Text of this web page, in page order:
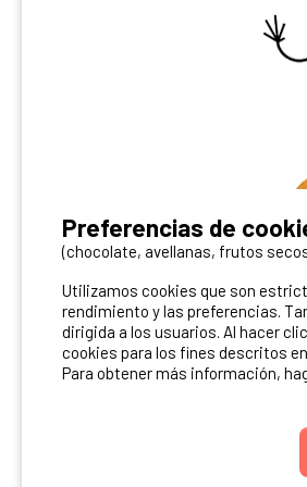
Puedes difundirlo en
Contacto
Preferencias de
(chocolate, avellanas, frutos
Utilizamos cookies que son
rendimiento y las preferencias.
dirigida a los usuarios. Al hacer
cookies para los fines descritos
Para obtener más información,